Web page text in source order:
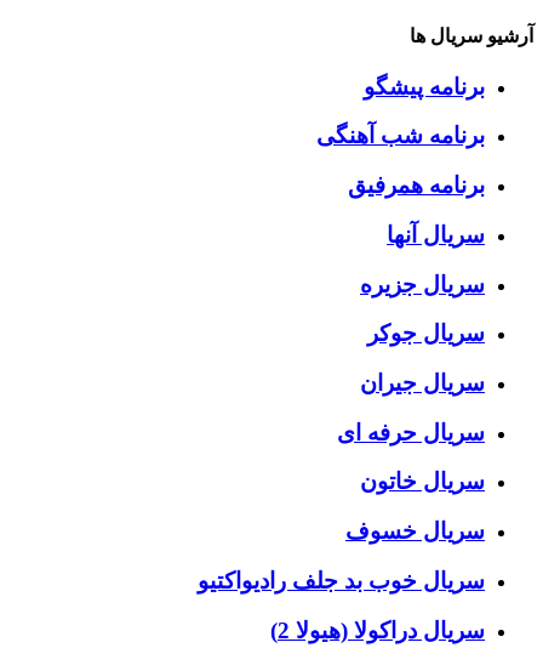
آرشیو سریال ها
برنامه پیشگو
برنامه شب آهنگی
برنامه همرفیق
سریال آنها
سریال جزیره
سریال جوکر
سریال جیران
سریال حرفه ای
سریال خاتون
سریال خسوف
سریال خوب بد جلف رادیواکتیو
سریال دراکولا (هیولا 2)